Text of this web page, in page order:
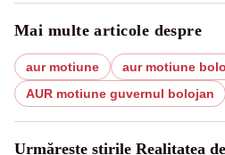
Mai multe articole despre
aur motiune
aur motiune
AUR motiune guvernul bolojan
Urmărește știrile Realitatea